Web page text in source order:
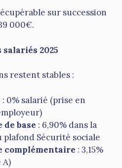
sur succession
000€.
2025
restent stables :
: 0% salarié (prise en
base : 6,90% dans la
Sécurité sociale
complémentaire : 3,15%